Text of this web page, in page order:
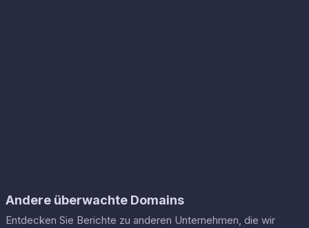
Andere überwachte Domains
Entdecken Sie Berichte zu anderen Unternehmen, die wir